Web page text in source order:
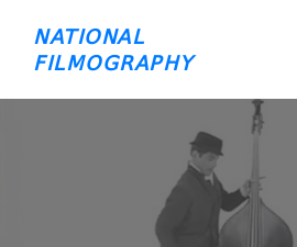
NATIONAL
FILMOGRAPHY